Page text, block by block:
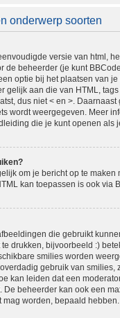
onderwerp soorten
versie van html,
de beheerder (je kunt
optie bij het plaatsen van
gelijk aan die van HTML,
dus niet < en >. Daarnaast
wordt weergegeven. Meer
die je kunt openen als
om je bericht op te maken
kan toepassen is ook via
die gebruikt
drukken, bijvoorbeeld :)
smilies worden
gebruik van smilies,
kan leiden dat een
De beheerder kan ook een
mag worden, bepaald hebben.